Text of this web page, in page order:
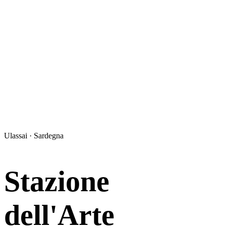
Ulassai · Sardegna
Stazione
dell'Arte